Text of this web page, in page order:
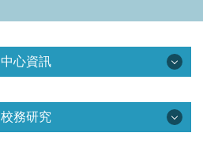
中心資訊
校務研究